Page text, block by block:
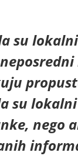
su
su
nego